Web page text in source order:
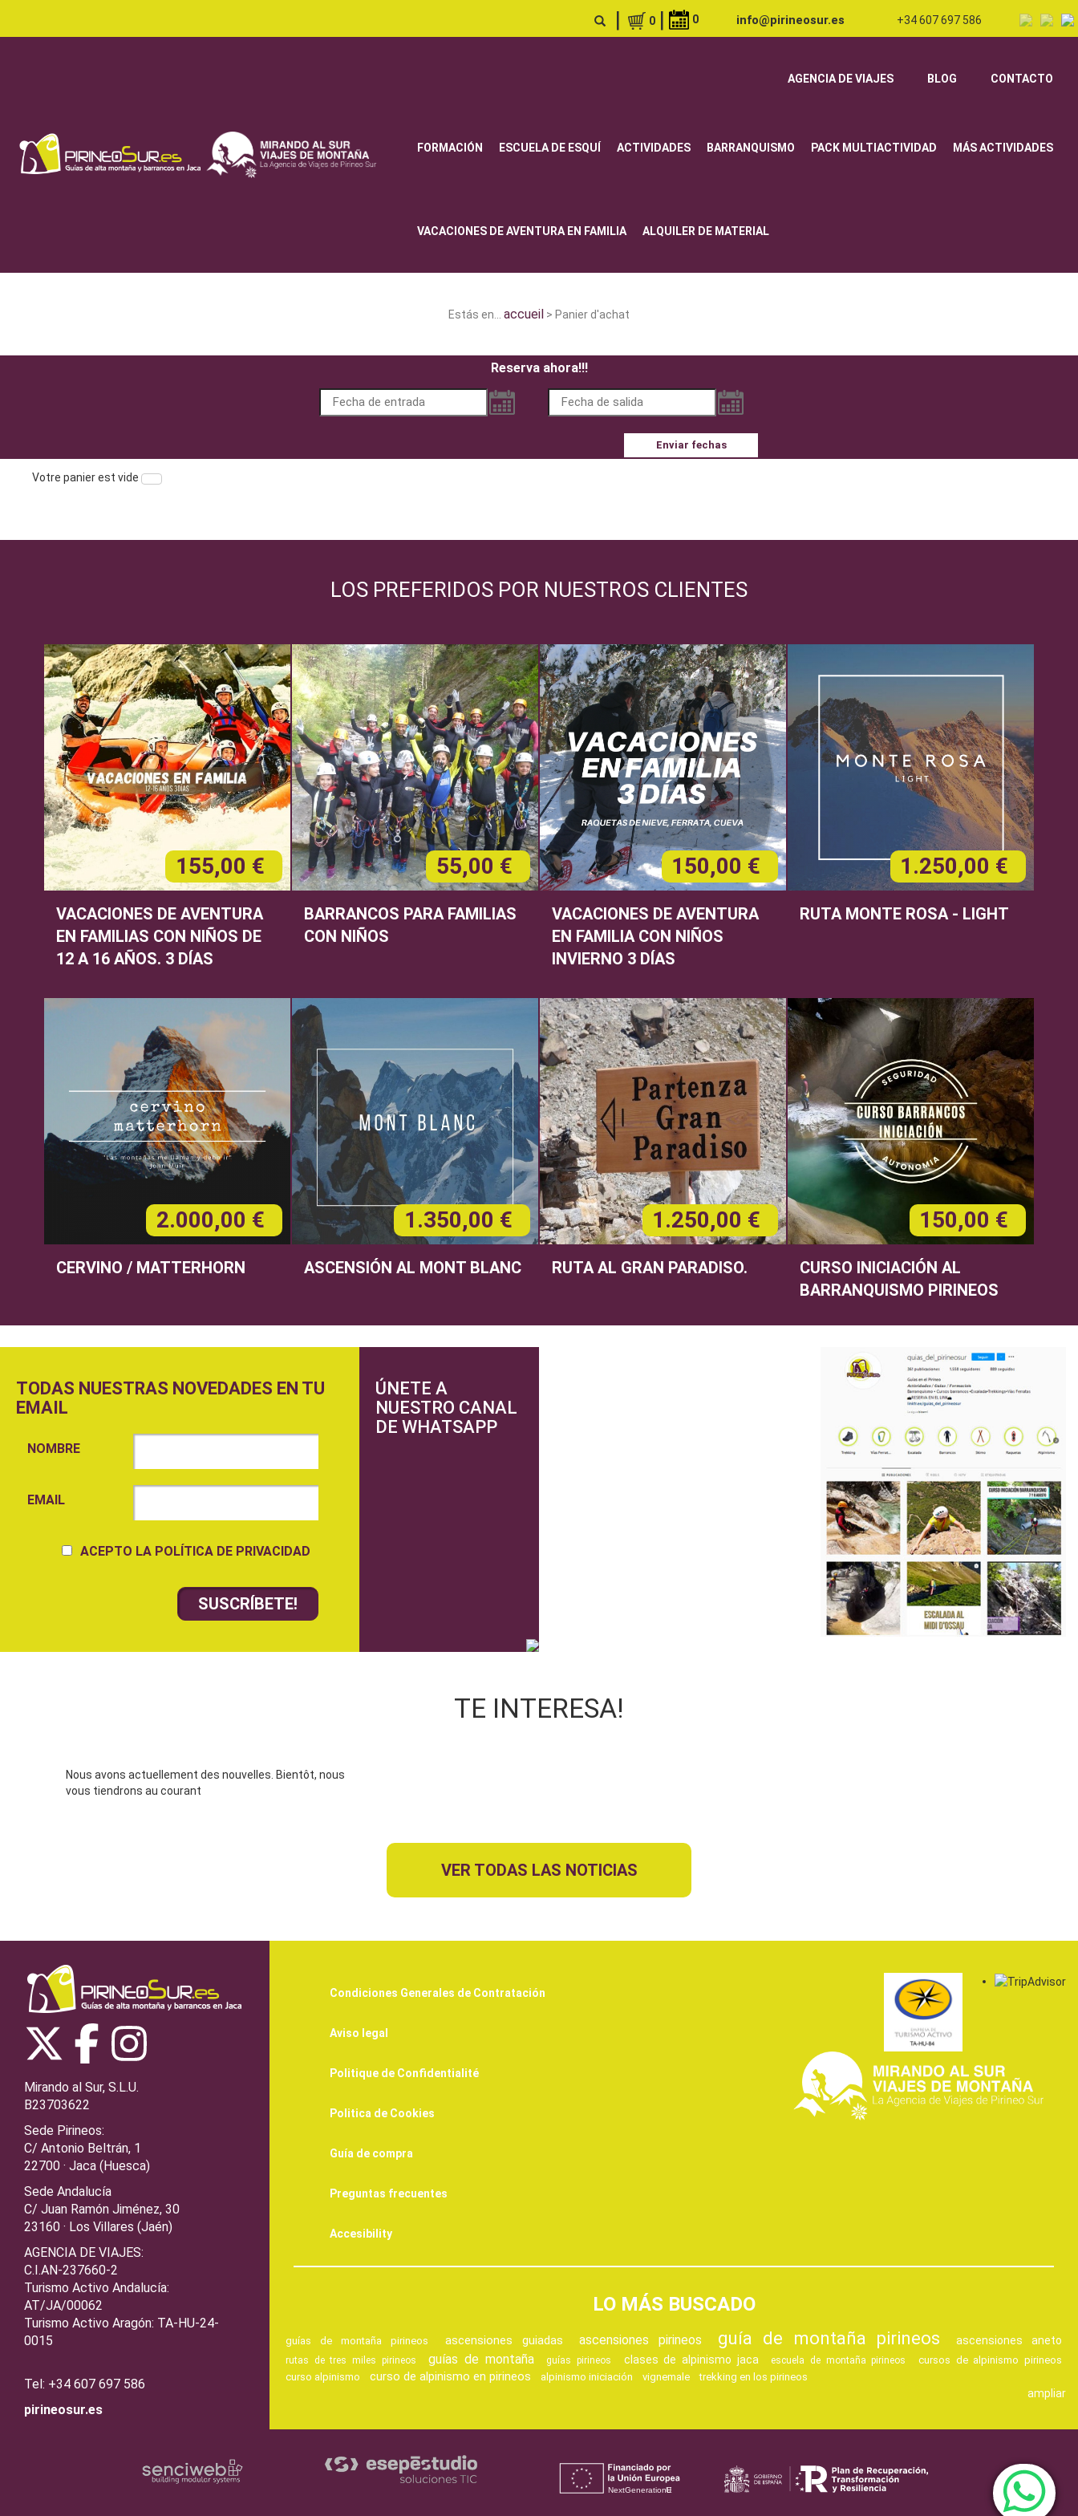
| 0 | 0 info@pirineosur.es +34 607 697 586
AGENCIA DE VIAJES BLOG CONTACTO
FORMACIÓN ESCUELA DE ESQUÍ ACTIVIDADES BARRANQUISMO PACK MULTIACTIVIDAD MÁS ACTIVIDADES
VACACIONES DE AVENTURA EN FAMILIA ALQUILER DE MATERIAL
Estás en... accueil > Panier d'achat
Reserva ahora!!!
Enviar fechas
Votre panier est vide
LOS PREFERIDOS POR NUESTROS CLIENTES
155,00 €
VACACIONES DE AVENTURA
EN FAMILIAS CON NIÑOS DE
12 A 16 AÑOS. 3 DÍAS
55,00 €
BARRANCOS PARA FAMILIAS
CON NIÑOS
150,00 €
VACACIONES DE AVENTURA
EN FAMILIA CON NIÑOS
INVIERNO 3 DÍAS
1.250,00 €
RUTA MONTE ROSA - LIGHT
2.000,00 €
CERVINO / MATTERHORN
1.350,00 €
ASCENSIÓN AL MONT BLANC
1.250,00 €
RUTA AL GRAN PARADISO.
150,00 €
CURSO INICIACIÓN AL
BARRANQUISMO PIRINEOS
TODAS NUESTRAS NOVEDADES EN TU
EMAIL
NOMBRE
EMAIL
ACEPTO LA POLÍTICA DE PRIVACIDAD
ÚNETE A
NUESTRO CANAL
DE WHATSAPP
TE INTERESA!
Nous avons actuellement des nouvelles. Bientôt, nous
vous tiendrons au courant
VER TODAS LAS NOTICIAS
Mirando al Sur, S.L.U.
B23703622
Sede Pirineos:
C/ Antonio Beltrán, 1
22700 · Jaca (Huesca)
Sede Andalucía
C/ Juan Ramón Jiménez, 30
23160 · Los Villares (Jaén)
AGENCIA DE VIAJES:
C.I.AN-237660-2
Turismo Activo Andalucía:
AT/JA/00062
Turismo Activo Aragón: TA-HU-24-
0015
Tel: +34 607 697 586
pirineosur.es
Condiciones Generales de Contratación
Aviso legal
Politique de Confidentialité
Politica de Cookies
Guía de compra
Preguntas frecuentes
Accesibility
LO MÁS BUSCADO
guías de montaña pirineos ascensiones guiadas ascensiones pirineos guía de montaña pirineos ascensiones aneto
rutas de tres miles pirineos guías de montaña guías pirineos clases de alpinismo jaca escuela de montaña pirineos
cursos de alpinismo pirineos
curso alpinismo
curso de alpinismo en pirineos alpinismo iniciación vignemale trekking en los pirineos
ampliar